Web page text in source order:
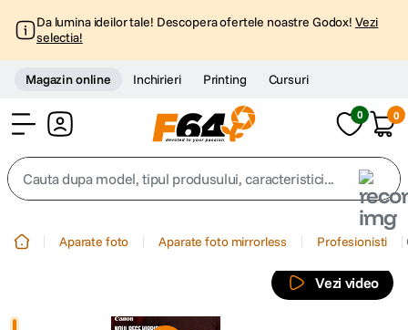
Da lumina ideilor tale! Descopera ofertele noastre Godox! Vezi
selectia!
Magazin online Inchirieri Printing Cursuri
0 0
Cauta dupa model, tipul produsului, caracteristici...
trepied
Aparate foto Aparate foto mirrorless Profesionisti
Vezi video